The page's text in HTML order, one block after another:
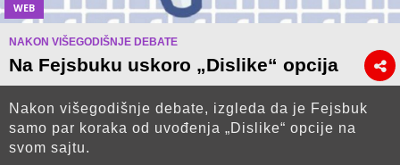
WEB
NAKON VIŠEGODIŠNJE DEBATE
Na Fejsbuku uskoro „Dislike“ opcija
Nakon višegodišnje debate, izgleda da je Fejsbuk
samo par koraka od uvođenja „Dislike“ opcije na
svom sajtu.